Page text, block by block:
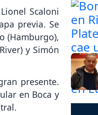
Scaloni
previa. Se
(Hamburgo),
y Simón
presente.
en Boca y